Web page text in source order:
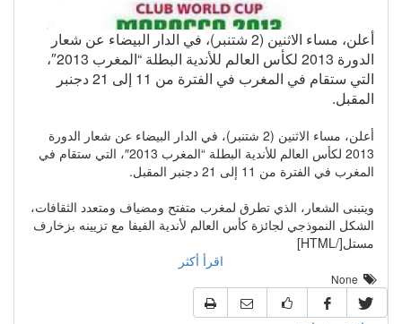
أعلن، مساء الاثنين (2 شتنبر)، في الدار البيضاء عن شعار
الدورة 2013 لكأس العالم للأندية البطلة “المغرب 2013″،
التي ستقام في المغرب في الفترة من 11 إلى 21 دجنبر
المقبل.
أعلن، مساء الاثنين (2 شتنبر)، في الدار البيضاء عن شعار الدورة
2013 لكأس العالم للأندية البطلة “المغرب 2013″، التي ستقام في
المغرب في الفترة من 11 إلى 21 دجنبر المقبل.
ويتبنى الشعار، الذي تطرق لمغرب متفتح ومضياف ومتعدد الثقافات،
الشكل النموذجي لجائزة كأس العالم لأندية الفيفا مع تزيينه بزخارف
مستل[/HTML]
اقرأ أكثر
None